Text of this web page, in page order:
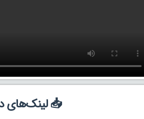
📥 لینک‌های